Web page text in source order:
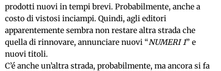
prodotti nuovi in tempi brevi. Probabilmente, anche a
costo di vistosi inciampi. Quindi, agli editori
apparentemente sembra non restare altra strada che
quella di rinnovare, annunciare nuovi “NUMERI 1” e
nuovi titoli.
C’é anche un’altra strada, probabilmente, ma ancora si fa